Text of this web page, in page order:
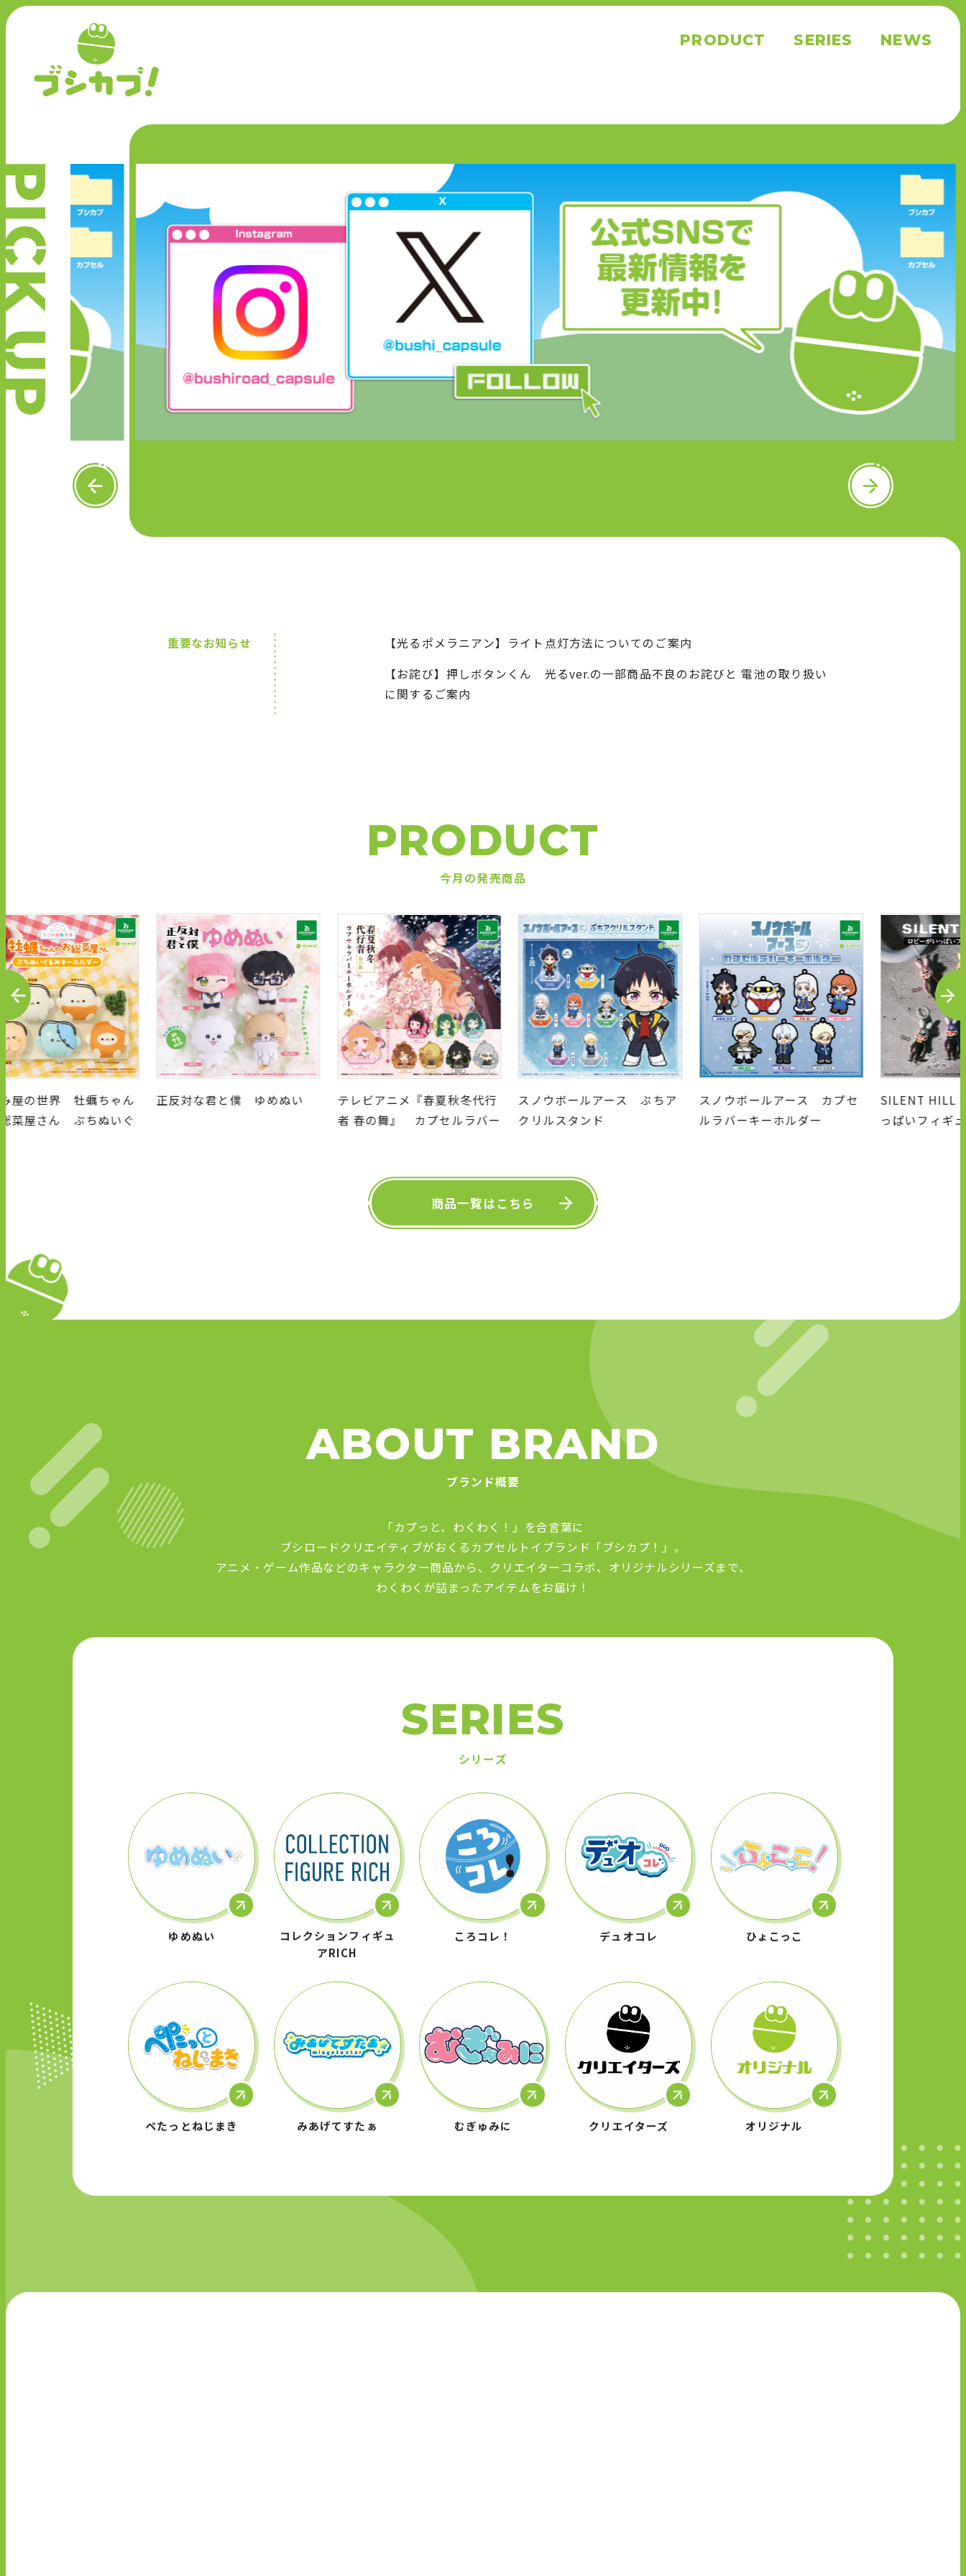
PRODUCT SERIES NEWS
P
K
U
P
P
N
x
重要なお知らせ
【光るポメラニアン】ライト点灯方法についてのご案内
【お詫び】押しボタンくん 光るver.の一部商品不良のお詫びと 電池の取り扱い
に関するご案内
PRODUCT
今月の発売商品
世界 牡蠣ちゃん
さん ぷちぬいぐ
正反対な君と僕 ゆめぬい
テレビアニメ『春夏秋冬代行
者 春の舞』 カプセルラバー
スノウボールアース ぷちア
クリルスタンド
スノウボールアース カプセ
ルラバーキーホルダー
SILENT HILL 3 ロ
っぱいフィギュア
P
R
E
V
N
E
X
T
商品一覧はこちら
ABOUT BRAND
ブランド概要
ブシロードクリエイティブがおくるカプセルトイブランド「ブシカプ！」。
アニメ・ゲーム作品などのキャラクター商品から、クリエイターコラボ、オリジナルシリーズまで、
わくわくが詰まったアイテムをお届け！
SERIES
シリーズ
ゆめぬい
コレクションフィギュ
アRICH
ころコレ！ デュオコレ ひょこっこ
ぺたっとねじまき みあげてすたぁ むぎゅみに クリエイターズ オリジナル